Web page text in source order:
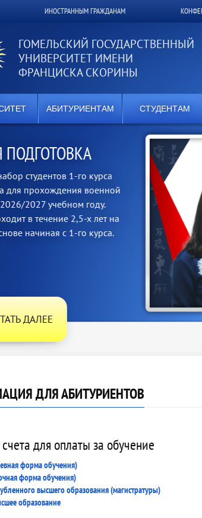
ИНОСТРАННЫМ ГРАЖДАНАМ
ГОМЕЛЬСКИЙ ГОСУДАРСТВЕННЫЙ
УНИВЕРСИТЕТ ИМЕНИ
ФРАНЦИСКА СКОРИНЫ
АБИТУРИЕНТАМ СТУДЕНТАМ
ДЛЯ АБИТУРИЕНТОВ
для оплаты за обучение
форма обучения)
форма обучения)
высшего образования (магистратуры)
образование